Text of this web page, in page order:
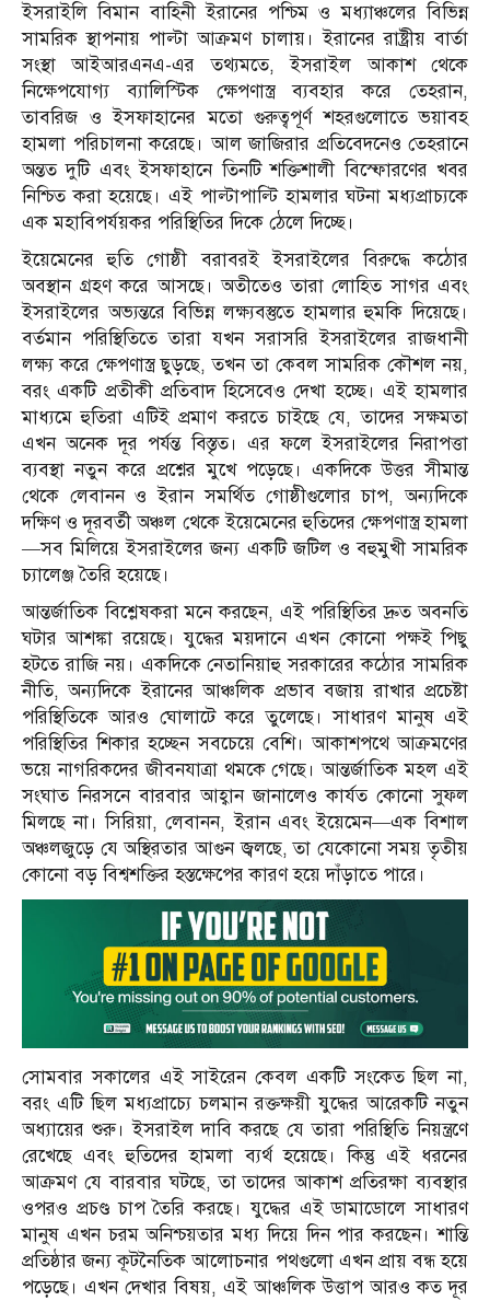
ইসরাইলি বিমান বাহিনী ইরানের পশ্চিম ও মধ্যাঞ্চলের বিভিন্ন
সামরিক স্থাপনায় পাল্টা আক্রমণ চালায়। ইরানের রাষ্ট্রীয় বার্তা
সংস্থা আইআরএনএ-এর তথ্যমতে, ইসরাইল আকাশ থেকে
নিক্ষেপযোগ্য ব্যালিস্টিক ক্ষেপণাস্ত্র ব্যবহার করে তেহরান,
তাবরিজ ও ইসফাহানের মতো গুরুত্বপূর্ণ শহরগুলোতে ভয়াবহ
হামলা পরিচালনা করেছে। আল জাজিরার প্রতিবেদনেও তেহরানে
অন্তত দুটি এবং ইসফাহানে তিনটি শক্তিশালী বিস্ফোরণের খবর
নিশ্চিত করা হয়েছে। এই পাল্টাপাল্টি হামলার ঘটনা মধ্যপ্রাচ্যকে
এক মহাবিপর্যয়কর পরিস্থিতির দিকে ঠেলে দিচ্ছে।
ইয়েমেনের হুতি গোষ্ঠী বরাবরই ইসরাইলের বিরুদ্ধে কঠোর
অবস্থান গ্রহণ করে আসছে। অতীতেও তারা লোহিত সাগর এবং
ইসরাইলের অভ্যন্তরে বিভিন্ন লক্ষ্যবস্তুতে হামলার হুমকি দিয়েছে।
বর্তমান পরিস্থিতিতে তারা যখন সরাসরি ইসরাইলের রাজধানী
লক্ষ্য করে ক্ষেপণাস্ত্র ছুড়ছে, তখন তা কেবল সামরিক কৌশল নয়,
বরং একটি প্রতীকী প্রতিবাদ হিসেবেও দেখা হচ্ছে। এই হামলার
মাধ্যমে হুতিরা এটিই প্রমাণ করতে চাইছে যে, তাদের সক্ষমতা
এখন অনেক দূর পর্যন্ত বিস্তৃত। এর ফলে ইসরাইলের নিরাপত্তা
ব্যবস্থা নতুন করে প্রশ্নের মুখে পড়েছে। একদিকে উত্তর সীমান্ত
থেকে লেবানন ও ইরান সমর্থিত গোষ্ঠীগুলোর চাপ, অন্যদিকে
দক্ষিণ ও দূরবর্তী অঞ্চল থেকে ইয়েমেনের হুতিদের ক্ষেপণাস্ত্র হামলা
—সব মিলিয়ে ইসরাইলের জন্য একটি জটিল ও বহুমুখী সামরিক
চ্যালেঞ্জ তৈরি হয়েছে।
আন্তর্জাতিক বিশ্লেষকরা মনে করছেন, এই পরিস্থিতির দ্রুত অবনতি
ঘটার আশঙ্কা রয়েছে। যুদ্ধের ময়দানে এখন কোনো পক্ষই পিছু
হটতে রাজি নয়। একদিকে নেতানিয়াহু সরকারের কঠোর সামরিক
নীতি, অন্যদিকে ইরানের আঞ্চলিক প্রভাব বজায় রাখার প্রচেষ্টা
পরিস্থিতিকে আরও ঘোলাটে করে তুলেছে। সাধারণ মানুষ এই
পরিস্থিতির শিকার হচ্ছেন সবচেয়ে বেশি। আকাশপথে আক্রমণের
ভয়ে নাগরিকদের জীবনযাত্রা থমকে গেছে। আন্তর্জাতিক মহল এই
সংঘাত নিরসনে বারবার আহ্বান জানালেও কার্যত কোনো সুফল
মিলছে না। সিরিয়া, লেবানন, ইরান এবং ইয়েমেন—এক বিশাল
অঞ্চলজুড়ে যে অস্থিরতার আগুন জ্বলছে, তা যেকোনো সময় তৃতীয়
কোনো বড় বিশ্বশক্তির হস্তক্ষেপের কারণ হয়ে দাঁড়াতে পারে।
সোমবার সকালের এই সাইরেন কেবল একটি সংকেত ছিল না,
বরং এটি ছিল মধ্যপ্রাচ্যে চলমান রক্তক্ষয়ী যুদ্ধের আরেকটি নতুন
অধ্যায়ের শুরু। ইসরাইল দাবি করছে যে তারা পরিস্থিতি নিয়ন্ত্রণে
রেখেছে এবং হুতিদের হামলা ব্যর্থ হয়েছে। কিন্তু এই ধরনের
আক্রমণ যে বারবার ঘটছে, তা তাদের আকাশ প্রতিরক্ষা ব্যবস্থার
ওপরও প্রচণ্ড চাপ তৈরি করছে। যুদ্ধের এই ডামাডোলে সাধারণ
মানুষ এখন চরম অনিশ্চয়তার মধ্য দিয়ে দিন পার করছেন। শান্তি
প্রতিষ্ঠার জন্য কূটনৈতিক আলোচনার পথগুলো এখন প্রায় বন্ধ হয়ে
পড়েছে। এখন দেখার বিষয়, এই আঞ্চলিক উত্তাপ আরও কত দূর